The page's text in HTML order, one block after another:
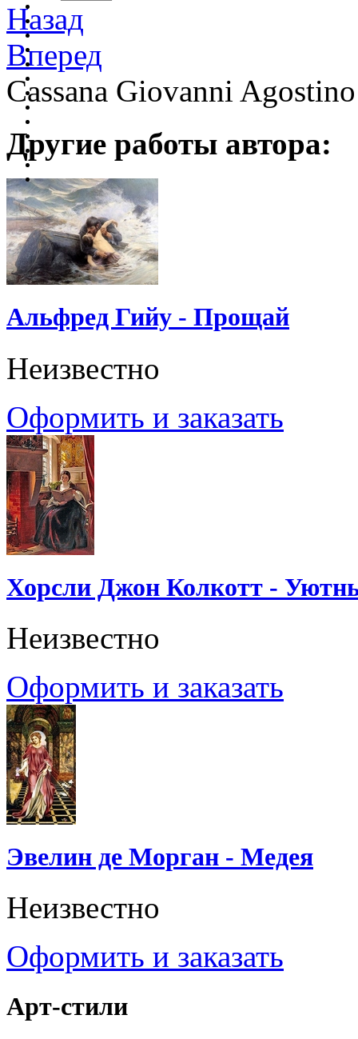
Назад
Вперед
Cassana Giovanni
Другие работы автора:
Альфред Гийу - Прощай
Неизвестно
Оформить и заказать
Хорсли Джон Колкотт -
Неизвестно
Оформить и заказать
Эвелин де Морган - Медея
Неизвестно
Оформить и заказать
Арт-стили